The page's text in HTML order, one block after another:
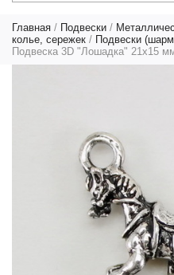
Главная / Подвески /
колье, сережек / Подвески
Подвеска 3D "Лошадка" 21х15